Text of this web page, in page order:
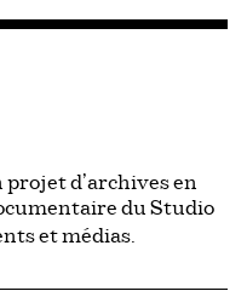
d’archives en
du Studio
et médias.